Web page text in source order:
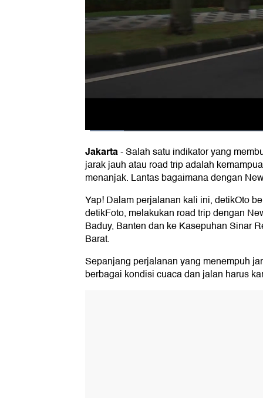
Jakarta-Salah satu indikator yang
jarak jauh atau road trip adalah
menanjak. Lantas bagaimana dengan
Yap! Dalam perjalanan kali ini, detikOto
detikFoto, melakukan road trip dengan
Baduy, Banten dan ke Kasepuhan Sinar
Barat.
Sepanjang perjalanan yang menempuh
berbagai kondisi cuaca dan jalan harus